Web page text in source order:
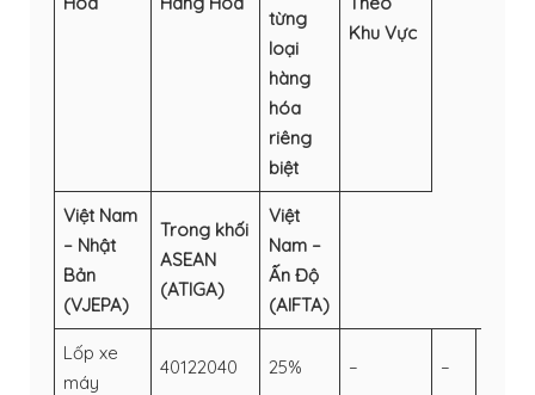
từng
loại
hàng
hóa
riêng
biệt
KhuVực
Việt Nam
– Nhật
Bản
(VJEPA)
Trong khối
ASEAN
(ATIGA)
Việt
Nam –
Ấn Độ
(AIFTA)
Lốp xe
máy
40122040 25% – –